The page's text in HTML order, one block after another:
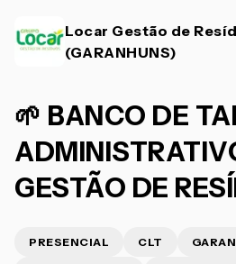
Locar Gestão de
(GARANHUNS)
🌱 BANCO DE
GESTÃO DE
PRESENCIAL CLT